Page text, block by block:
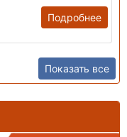
Подробнее
Показать все